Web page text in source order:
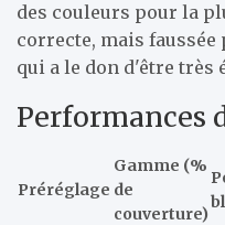
des couleurs pour la
correcte, mais faussée
qui a le don d'être très
Performances
Préréglage
Gamme (%
de
couverture)